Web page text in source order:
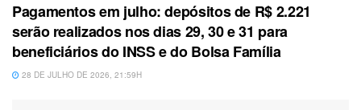
Pagamentos em julho: depósitos de R$ 2.221
serão realizados nos dias 29, 30 e 31 para
beneficiários do INSS e do Bolsa Família
28 DE JULHO DE 2026, 21:59H